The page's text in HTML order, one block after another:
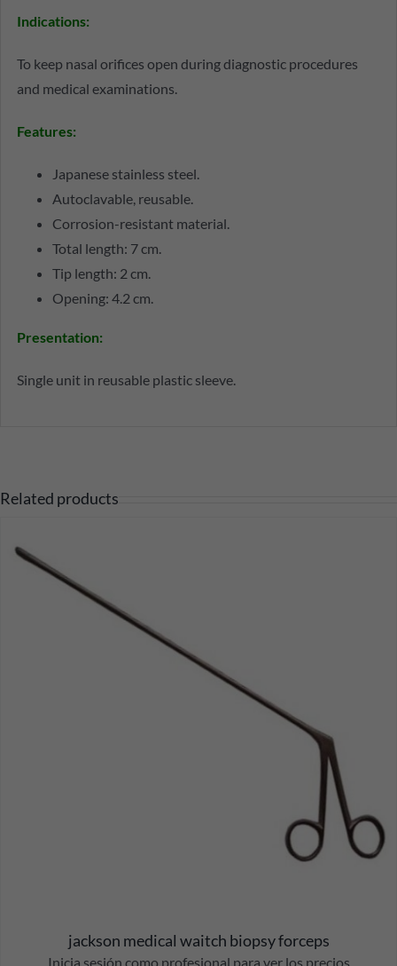
Indications:
To keep nasal orifices open during diagnostic procedures
and medical examinations.
Features:
Japanese stainless steel.
Autoclavable, reusable.
Corrosion-resistant material.
Total length: 7 cm.
Tip length: 2 cm.
Opening: 4.2 cm.
Presentation:
Single unit in reusable plastic sleeve.
Related products
jackson medical waitch biopsy forceps
Inicia sesión como profesional para ver los precios